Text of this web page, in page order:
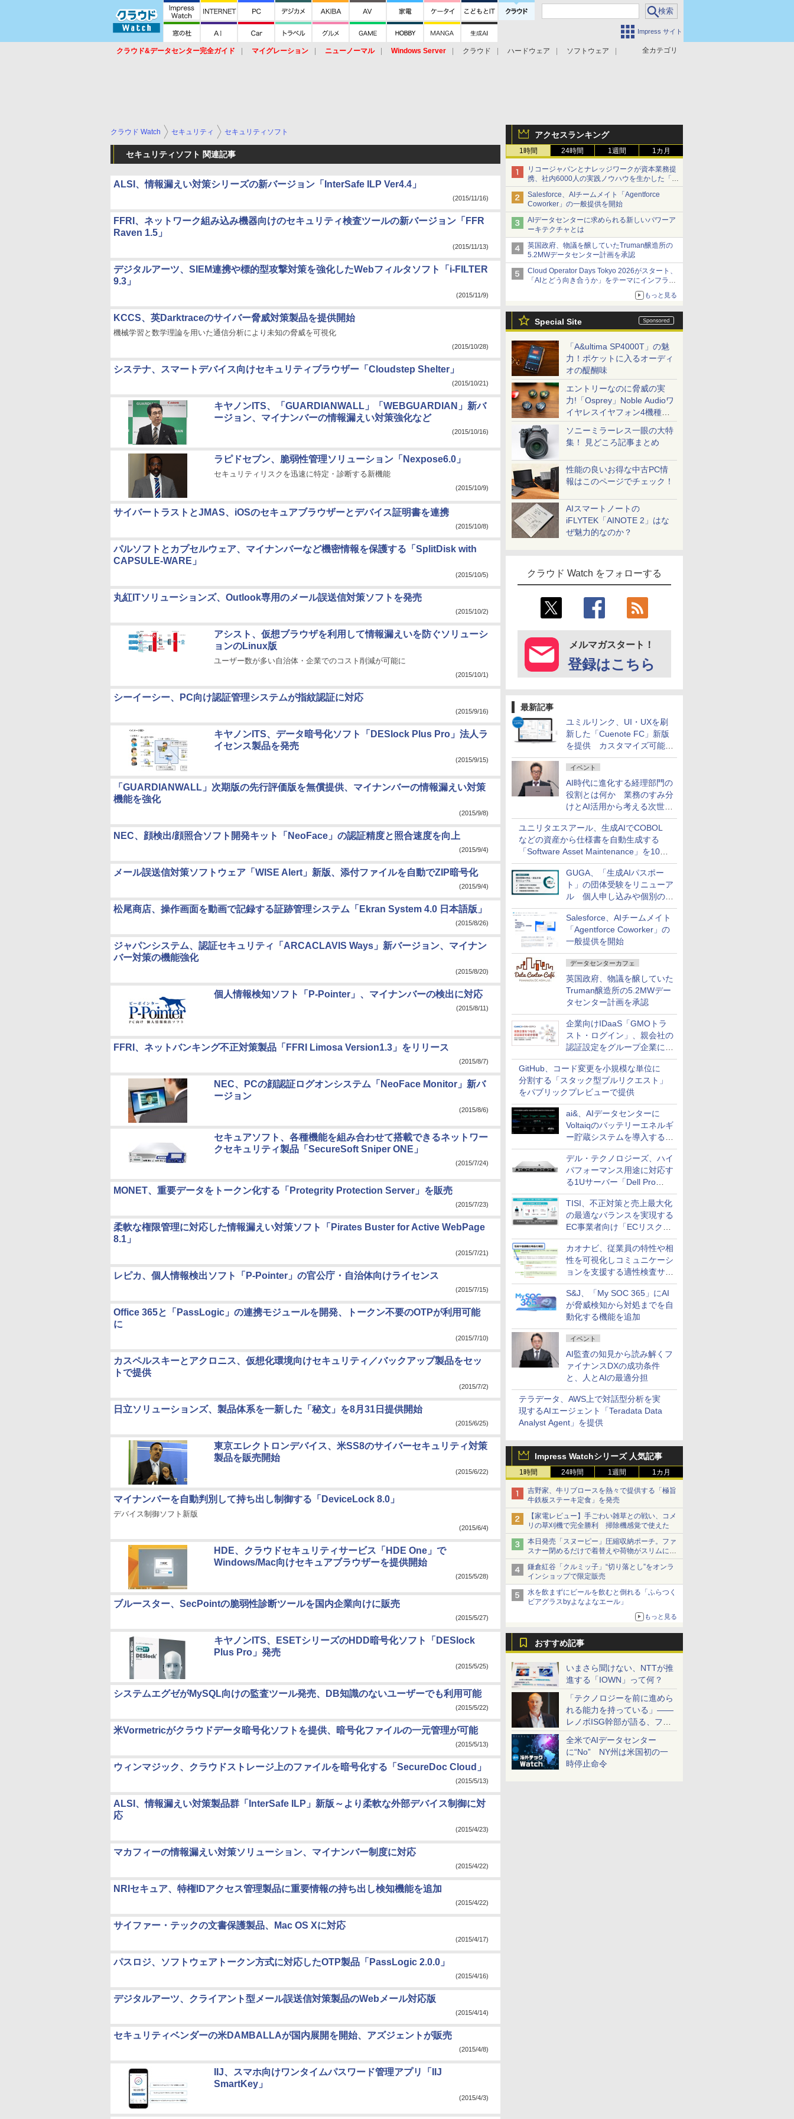
Impress サイト
全カテゴリ
クラウド&データセンター完全ガイド マイグレーション ニューノーマル Windows Server クラウド ハードウェア
ソフトウェア
アクセスランキング
1時間 24時間 1週間 1カ月
リコージャパンとナレッジワークが資本業務提
携、社内6000人の実践ノウハウを生かした「AI
商談記録 for RICOH」を展開へ
Salesforce、AIチームメイト「Agentforce
Coworker」の一般提供を開始
AIデータセンターに求められる新しいパワーア
ーキテクチャとは
英国政府、物議を醸していたTruman醸造所の
5.2MWデータセンター計画を承認
Cloud Operator Days Tokyo 2026がスタート、
「AIとどう向き合うか」をテーマにインフラ運
もっと見る
Special Site
「A&ultima SP4000T」の魅
力！ポケットに入るオーディ
オの醍醐味
エントリーなのに脅威の実
力!「Osprey」Noble Audioワ
イヤレスイヤフォン4機種を
一気に聴く
ソニーミラーレス一眼の大特
集！ 見どころ記事まとめ
性能の良いお得な中古PC情
報はこのページでチェック！
AIスマートノートの
iFLYTEK「AINOTE 2」はな
ぜ魅力的なのか？
クラウド Watch をフォローする
メルマガスタート！
登録はこちら
最新記事
ユミルリンク、UI・UXを刷
新した「Cuenote FC」新版
を提供 カスタマイズ可能な
ダッシュボード画面を搭載
イベント
AI時代に進化する経理部門の
役割とは何か 業務のすみ分
けとAI活用から考える次世代
ファイナンス戦略
ユニリタエスアール、生成AIでCOBOL
などの資産から仕様書を自動生成する
「Software Asset Maintenance」を10月
に発売
GUGA、「生成AIパスポー
ト」の団体受験をリニューア
ル 個人申し込みや個別の支
払いなどに対応
Salesforce、AIチームメイト
「Agentforce Coworker」の
一般提供を開始
データセンターカフェ
英国政府、物議を醸していた
Truman醸造所の5.2MWデー
タセンター計画を承認
企業向けIDaaS「GMOトラ
スト・ログイン」、親会社の
認証設定をグループ企業に展
開できる新機能を提供
GitHub、コード変更を小規模な単位に
分割する「スタック型プルリクエスト」
をパブリックプレビューで提供
ai&、AIデータセンターに
Voltaiqのバッテリーエネルギ
ー貯蔵システムを導入する計
画を発表
デル・テクノロジーズ、ハイ
パフォーマンス用途に対応す
る1Uサーバー「Dell Pro
Precision 7 R1ラック」を発
売
TISI、不正対策と売上最大化
の最適なバランスを実現する
EC事業者向け「ECリスク対
策設計・運用支援サービス」
カオナビ、従業員の特性や相
性を可視化しコミュニケーシ
ョンを支援する適性検査サー
ビスを提供
S&J、「My SOC 365」にAI
が脅威検知から対処までを自
動化する機能を追加
イベント
AI監査の知見から読み解くフ
ァイナンスDXの成功条件
と、人とAIの最適分担
テラデータ、AWS上で対話型分析を実
現するAIエージェント「Teradata Data
Analyst Agent」を提供
Impress Watchシリーズ 人気記事
1時間 24時間 1週間 1カ月
吉野家、牛リブロースを熱々で提供する「極旨
牛鉄板ステーキ定食」を発売
【家電レビュー】手ごわい雑草との戦い、コメ
リの草刈機で完全勝利 掃除機感覚で使えた
本日発売「スヌーピー」圧縮収納ポーチ。ファ
スナー閉めるだけで着替えや荷物がスリムにま
とまる
鎌倉紅谷「クルミッ子」“切り落とし”をオンラ
インショップで限定販売
水を飲まずにビールを飲むと倒れる「ふらつく
ビアグラスbyよなよなエール」
もっと見る
おすすめ記事
いまさら聞けない、NTTが推
進する「IOWN」って何？
「テクノロジーを前に進めら
れる能力を持っている」――
レノボISG幹部が語る、フル
スタックと水冷技術の強み
全米でAIデータセンター
に“No” NY州は米国初の一
時停止命令
クラウド Watch セキュリティ セキュリティソフト
セキュリティソフト 関連記事
ALSI、情報漏えい対策シリーズの新バージョン「InterSafe ILP Ver4.4」
(2015/11/16)
FFRI、ネットワーク組み込み機器向けのセキュリティ検査ツールの新バージョン「FFR
Raven 1.5」
(2015/11/13)
デジタルアーツ、SIEM連携や標的型攻撃対策を強化したWebフィルタソフト「i-FILTER
9.3」
(2015/11/9)
KCCS、英Darktraceのサイバー脅威対策製品を提供開始
機械学習と数学理論を用いた通信分析により未知の脅威を可視化
(2015/10/28)
システナ、スマートデバイス向けセキュリティブラウザー「Cloudstep Shelter」
(2015/10/21)
キヤノンITS、「GUARDIANWALL」「WEBGUARDIAN」新バ
ージョン、マイナンバーの情報漏えい対策強化など
(2015/10/16)
ラピドセブン、脆弱性管理ソリューション「Nexpose6.0」
セキュリティリスクを迅速に特定・診断する新機能
(2015/10/9)
サイバートラストとJMAS、iOSのセキュアブラウザーとデバイス証明書を連携
(2015/10/8)
パルソフトとカプセルウェア、マイナンバーなど機密情報を保護する「SplitDisk with
CAPSULE-WARE」
(2015/10/5)
丸紅ITソリューションズ、Outlook専用のメール誤送信対策ソフトを発売
(2015/10/2)
アシスト、仮想ブラウザを利用して情報漏えいを防ぐソリューシ
ョンのLinux版
ユーザー数が多い自治体・企業でのコスト削減が可能に
(2015/10/1)
シーイーシー、PC向け認証管理システムが指紋認証に対応
(2015/9/16)
キヤノンITS、データ暗号化ソフト「DESlock Plus Pro」法人ラ
イセンス製品を発売
(2015/9/15)
「GUARDIANWALL」次期版の先行評価版を無償提供、マイナンバーの情報漏えい対策
機能を強化
(2015/9/8)
NEC、顔検出/顔照合ソフト開発キット「NeoFace」の認証精度と照合速度を向上
(2015/9/4)
メール誤送信対策ソフトウェア「WISE Alert」新版、添付ファイルを自動でZIP暗号化
(2015/9/4)
松尾商店、操作画面を動画で記録する証跡管理システム「Ekran System 4.0 日本語版」
(2015/8/26)
ジャパンシステム、認証セキュリティ「ARCACLAVIS Ways」新バージョン、マイナン
バー対策の機能強化
(2015/8/20)
個人情報検知ソフト「P-Pointer」、マイナンバーの検出に対応
(2015/8/11)
FFRI、ネットバンキング不正対策製品「FFRI Limosa Version1.3」をリリース
(2015/8/7)
NEC、PCの顔認証ログオンシステム「NeoFace Monitor」新バ
ージョン
(2015/8/6)
セキュアソフト、各種機能を組み合わせて搭載できるネットワー
クセキュリティ製品「SecureSoft Sniper ONE」
(2015/7/24)
MONET、重要データをトークン化する「Protegrity Protection Server」を販売
(2015/7/23)
柔軟な権限管理に対応した情報漏えい対策ソフト「Pirates Buster for Active WebPage
8.1」
(2015/7/21)
レピカ、個人情報検出ソフト「P-Pointer」の官公庁・自治体向けライセンス
(2015/7/15)
Office 365と「PassLogic」の連携モジュールを開発、トークン不要のOTPが利用可能
に
(2015/7/10)
カスペルスキーとアクロニス、仮想化環境向けセキュリティ／バックアップ製品をセッ
トで提供
(2015/7/2)
日立ソリューションズ、製品体系を一新した「秘文」を8月31日提供開始
(2015/6/25)
東京エレクトロンデバイス、米SS8のサイバーセキュリティ対策
製品を販売開始
(2015/6/22)
マイナンバーを自動判別して持ち出し制御する「DeviceLock 8.0」
デバイス制御ソフト新版
(2015/6/4)
HDE、クラウドセキュリティサービス「HDE One」で
Windows/Mac向けセキュアブラウザーを提供開始
(2015/5/28)
ブルースター、SecPointの脆弱性診断ツールを国内企業向けに販売
(2015/5/27)
キヤノンITS、ESETシリーズのHDD暗号化ソフト「DESlock
Plus Pro」発売
(2015/5/25)
システムエグゼがMySQL向けの監査ツール発売、DB知識のないユーザーでも利用可能
(2015/5/22)
米Vormetricがクラウドデータ暗号化ソフトを提供、暗号化ファイルの一元管理が可能
(2015/5/13)
ウィンマジック、クラウドストレージ上のファイルを暗号化する「SecureDoc Cloud」
(2015/5/13)
ALSI、情報漏えい対策製品群「InterSafe ILP」新版～より柔軟な外部デバイス制御に対
応
(2015/4/23)
マカフィーの情報漏えい対策ソリューション、マイナンバー制度に対応
(2015/4/22)
NRIセキュア、特権IDアクセス管理製品に重要情報の持ち出し検知機能を追加
(2015/4/22)
サイファー・テックの文書保護製品、Mac OS Xに対応
(2015/4/17)
パスロジ、ソフトウェアトークン方式に対応したOTP製品「PassLogic 2.0.0」
(2015/4/16)
デジタルアーツ、クライアント型メール誤送信対策製品のWebメール対応版
(2015/4/14)
セキュリティベンダーの米DAMBALLAが国内展開を開始、アズジェントが販売
(2015/4/8)
IIJ、スマホ向けワンタイムパスワード管理アプリ「IIJ
SmartKey」
(2015/4/3)